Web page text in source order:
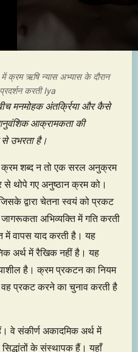
ऋषि न्यास अभ्यास के दौरान
करती Iya
मनमोहक अंतर्क्रिया और कैसे
आनुवंशिक आक्रामकता की
उभरता है।
क्रम शब्द न तो एक सरल अनुक्रम
से थोपे गए अनुष्ठान क्रम को।
द्वारा चेतना स्वयं को प्रकट
अभिव्यक्ति में गति करती
वापस याद करती है। यह
अर्थ में रैखिक नहीं है। यह
है। क्रम प्रकटन का नियम
प्रकट करने का चुनाव करती है
वे संकीर्ण अकादमिक अर्थ में
सिद्धांतों के संस्थापक हैं। यहाँ